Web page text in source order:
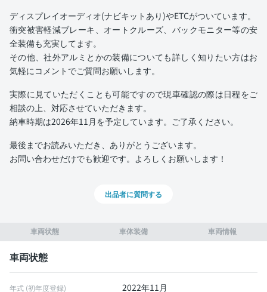
車両状態 車体装備 車両情報
車両状態
年式 (初年度登録) 2022年11月
ディスプレイオーディオ(ナビキットあり)やETCがついています。
衝突被害軽減ブレーキ、オートクルーズ、バックモニター等の安
全装備も充実してます。
その他、社外アルミとかの装備についても詳しく知りたい方はお
気軽にコメントでご質問お願いします。
実際に見ていただくことも可能ですので現車確認の際は日程をご
相談の上、対応させていただきます。
納車時期は2026年11月を予定しています。ご了承ください。
最後までお読みいただき、ありがとうございます。
お問い合わせだけでも歓迎です。よろしくお願いします！
出品者に質問する